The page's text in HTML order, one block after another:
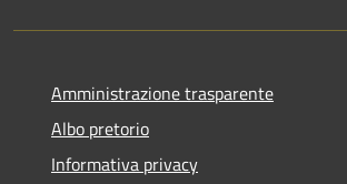
Amministrazione trasparente
Albo pretorio
Informativa privacy